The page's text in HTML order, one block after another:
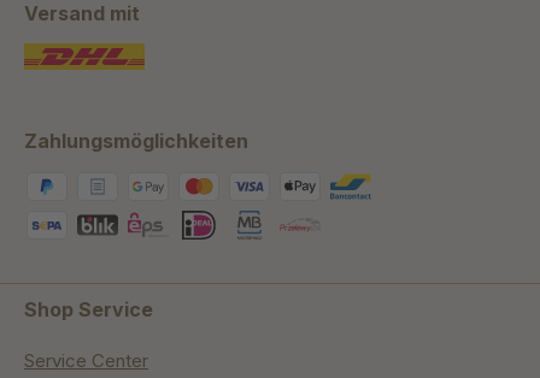
Versand mit
Zahlungsmöglichkeiten
Shop Service
Service Center